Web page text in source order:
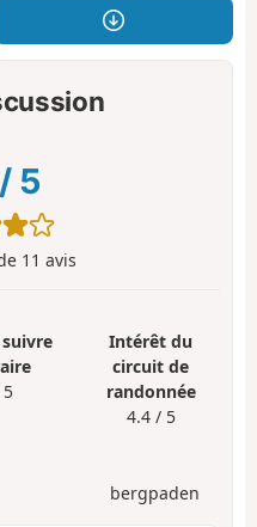
/ 5
11 avis
Intérêt du
circuit de
randonnée
4.4 / 5
bergpaden